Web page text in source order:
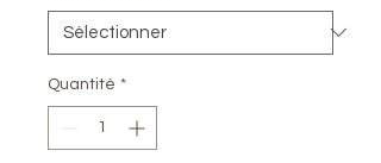
Quantité *